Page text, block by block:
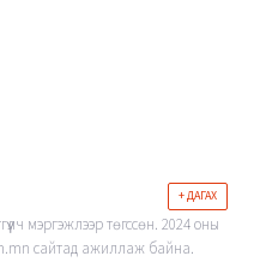
+ ДАГАХ
мэргэжлээр төгссөн. 2024 оны
сайтад ажиллаж байна.